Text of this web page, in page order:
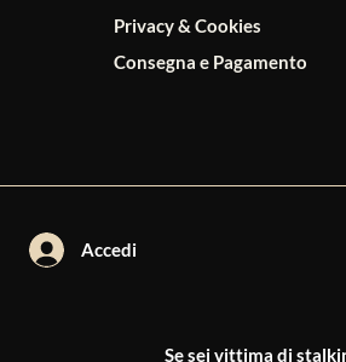
Privacy & Cookies
Consegna e Pagamento
Accedi
Se sei vittima di